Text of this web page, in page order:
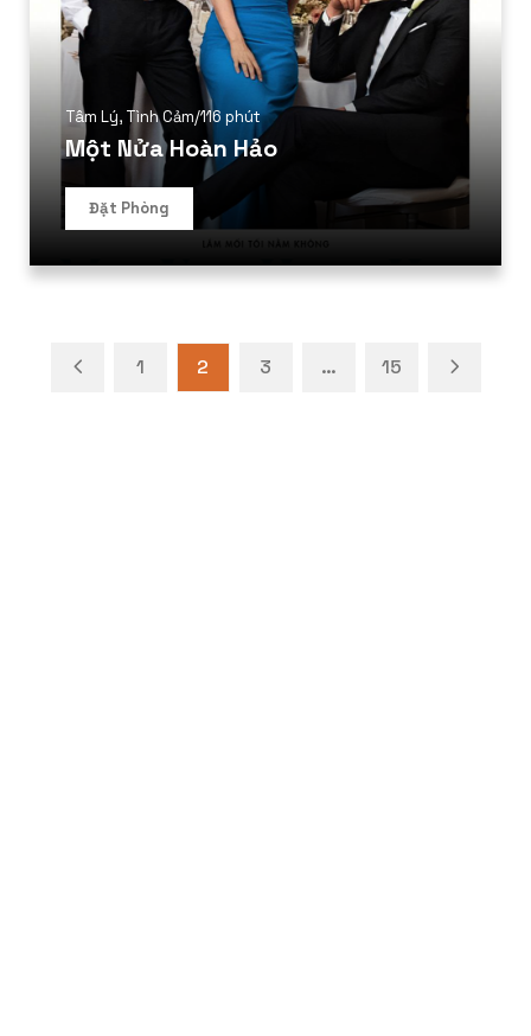
Tâm Lý, Tình Cảm/116 phút
Một Nửa Hoàn Hảo
Đặt Phòng
1 2 3 … 15